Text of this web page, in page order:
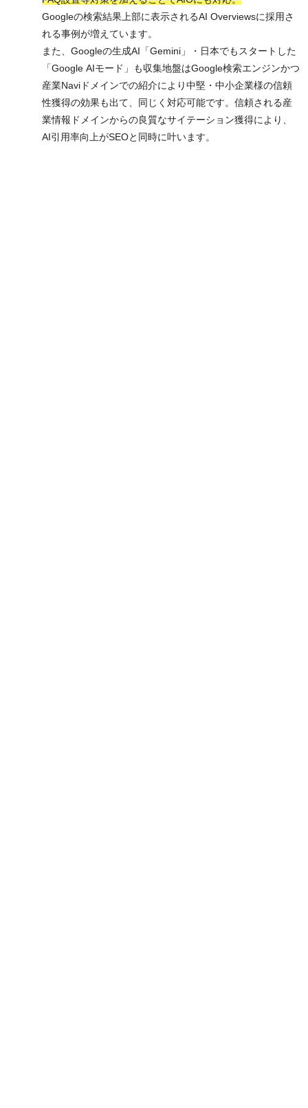
Googleの検索結果上部に表示されるAI Overviewsに採用さ
れる事例が増えています。
また、Googleの生成AI「Gemini」・日本でもスタートした
「Google AIモード」も収集地盤はGoogle検索エンジンかつ
産業Naviドメインでの紹介により中堅・中小企業様の信頼
性獲得の効果も出て、同じく対応可能です。信頼される産
業情報ドメインからの良質なサイテーション獲得により、
AI引用率向上がSEOと同時に叶います。